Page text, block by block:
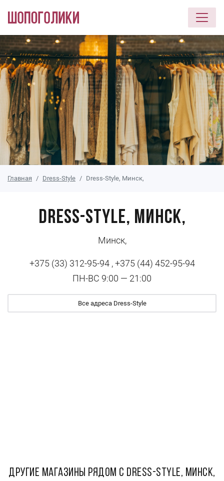
Перейти к основному содержанию
Главная Dress-Style Dress-Style, Минск,
Dress-Style, Минск,
Минск,
+375 (33) 312-95-94 , +375 (44) 452-95-94
ПН-ВС 9:00 — 21:00
Все адреса Dress-Style
ДРУГИЕ МАГАЗИНЫ РЯДОМ С Dress-Style, Минск,